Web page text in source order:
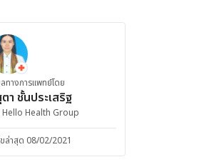
ทางการแพทย์โดย
า ชั้นประเสริฐ
Hello Health Group
ขล่าสุด 08/02/2021